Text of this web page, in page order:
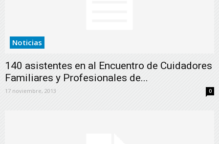
Noticias
140 asistentes en al Encuentro de Cuidadores
Familiares y Profesionales de...
17 noviembre, 2013 0